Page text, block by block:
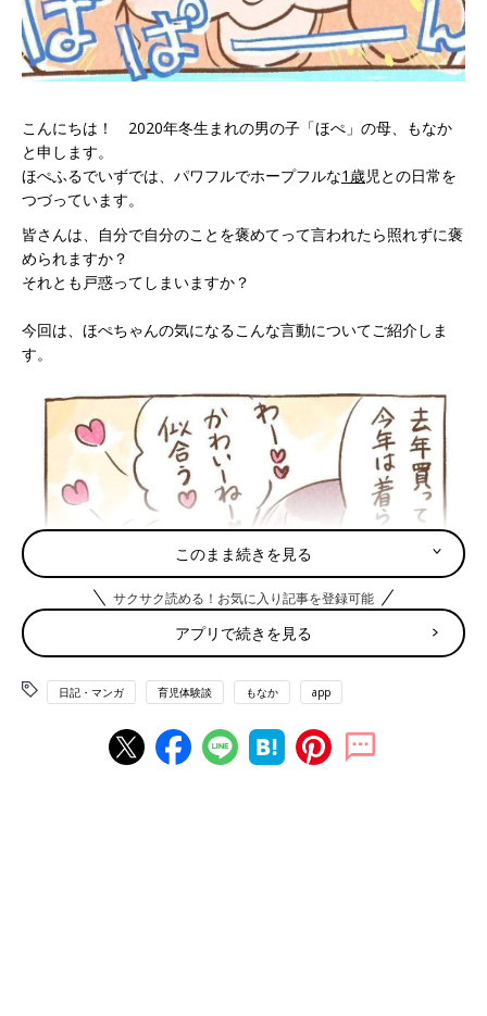
こんにちは！ 2020年冬生まれの男の子「ほぺ」の母、もなか
と申します。
ほぺふるでいずでは、パワフルでホープフルな1歳児との日常を
つづっています。
皆さんは、自分で自分のことを褒めてって言われたら照れずに褒
められますか？
それとも戸惑ってしまいますか？
今回は、ほぺちゃんの気になるこんな言動についてご紹介しま
す。
このまま続きを見る
サクサク読める！お気に入り記事を登録可能
アプリで続きを見る
日記・マンガ 育児体験談 もなか app